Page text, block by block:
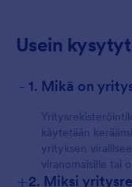
Usein
- 1. Mikä on
käytetään
yrityksen
viranomaisille tai
+2. Miksi